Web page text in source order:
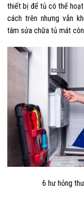
thiết bị để tủ có thể
cách trên nhưng vẫn
tâm sửa chữa tủ mát
6 hư hỏng